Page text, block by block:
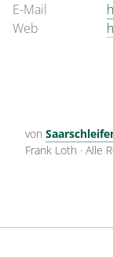
E-Mail
Web
von
Frank Loth · Alle